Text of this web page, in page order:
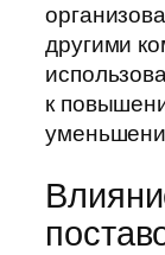
другими
к